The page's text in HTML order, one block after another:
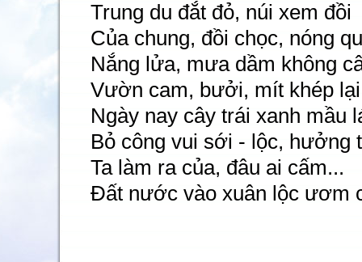
Trung du đắt đỏ, núi xem đồi
Của chung, đồi chọc, nóng
Nắng lửa, mưa dầm không
Vườn cam, bưởi, mít khép
Ngày nay cây trái xanh mầu
Bỏ công vui sới - lộc, hưởng
Ta làm ra của, đâu ai cấm...
Đất nước vào xuân lộc ươm